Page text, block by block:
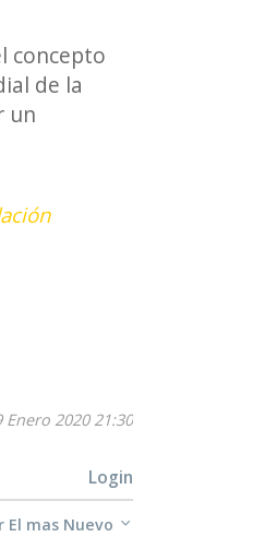
concepto
de la
un
2020 21:30
Login
El mas Nuevo